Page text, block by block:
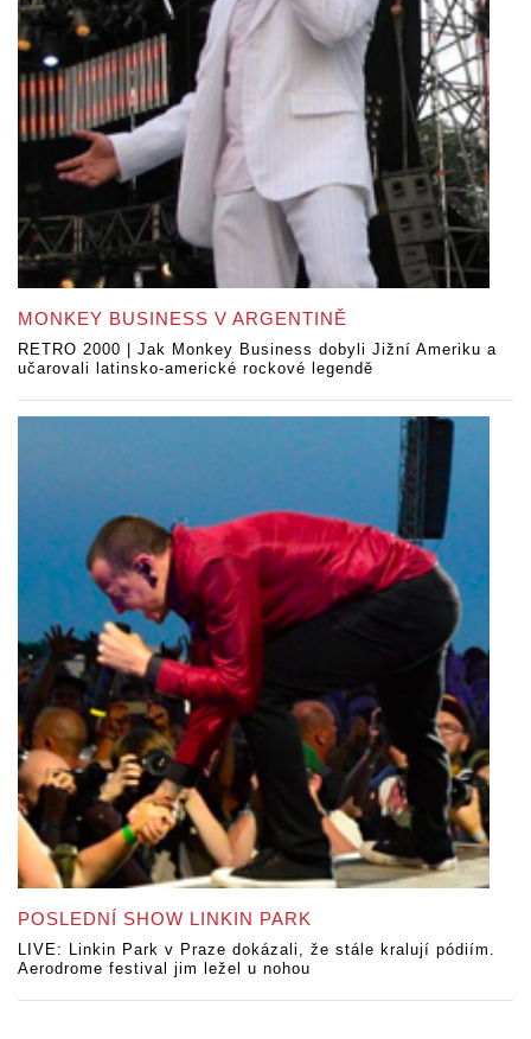
MONKEY BUSINESS V ARGENTINĚ
RETRO 2000 | Jak Monkey Business dobyli Jižní Ameriku a
učarovali latinsko-americké rockové legendě
POSLEDNÍ SHOW LINKIN PARK
LIVE: Linkin Park v Praze dokázali, že stále kralují pódiím.
Aerodrome festival jim ležel u nohou